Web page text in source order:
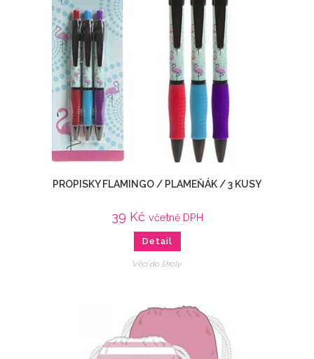
PROPISKY FLAMINGO / PLAMEŇÁK / 3 KUSY
39 Kč včetně DPH
Detail
Věci do školy